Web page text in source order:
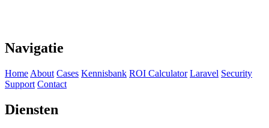
Navigatie
Home About Cases Kennisbank ROI Calculator Laravel Security
Support Contact
Diensten